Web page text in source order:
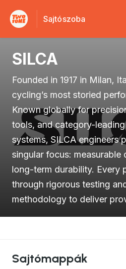
Sajtószoba
SILCA
Founded in 1917 in Milan,
cycling’s most storied
Known globally for
tools, and category-
systems, SILCA engineers
singular focus: measurable
long-term durability. Every
through rigorous testing
methodology to deliver
Sajtómappák